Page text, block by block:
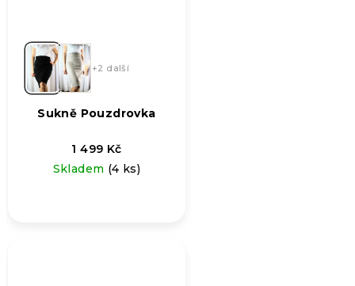
+2 další
Sukně Pouzdrovka
1 499 Kč
Skladem (4 ks)